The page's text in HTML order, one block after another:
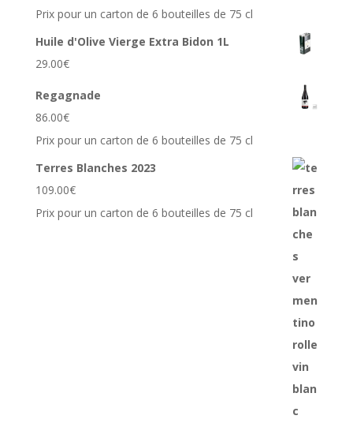
Prix pour un carton de 6 bouteilles de 75 cl
Huile d'Olive Vierge Extra Bidon 1L
29.00€
Regagnade
86.00€
Prix pour un carton de 6 bouteilles de 75 cl
Terres Blanches 2023
109.00€
Prix pour un carton de 6 bouteilles de 75 cl